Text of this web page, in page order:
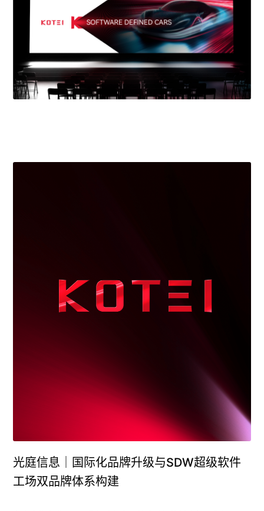
光庭信息｜国际化品牌升级与SDW超级软件
工场双品牌体系构建